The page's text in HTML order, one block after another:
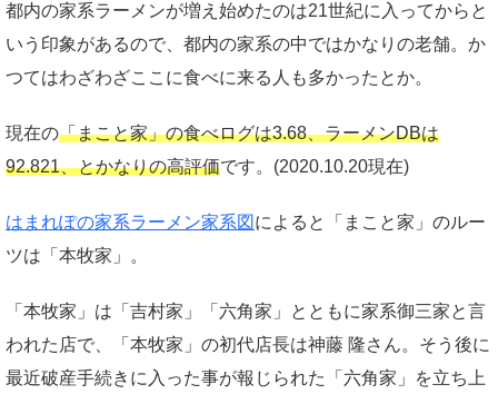
都内の家系ラーメンが増え始めたのは21世紀に入ってからと
いう印象があるので、都内の家系の中ではかなりの老舗。か
つてはわざわざここに食べに来る人も多かったとか。
現在の「まこと家」の食べログは3.68、ラーメンDBは
92.821、とかなりの高評価です。(2020.10.20現在)
はまれぽの家系ラーメン家系図 によると「まこと家」のルー
ツは「本牧家」。
「本牧家」は「吉村家」「六角家」とともに家系御三家と言
われた店で、「本牧家」の初代店長は神藤 隆さん。そう後に
最近破産手続きに入った事が報じられた「六角家」を立ち上